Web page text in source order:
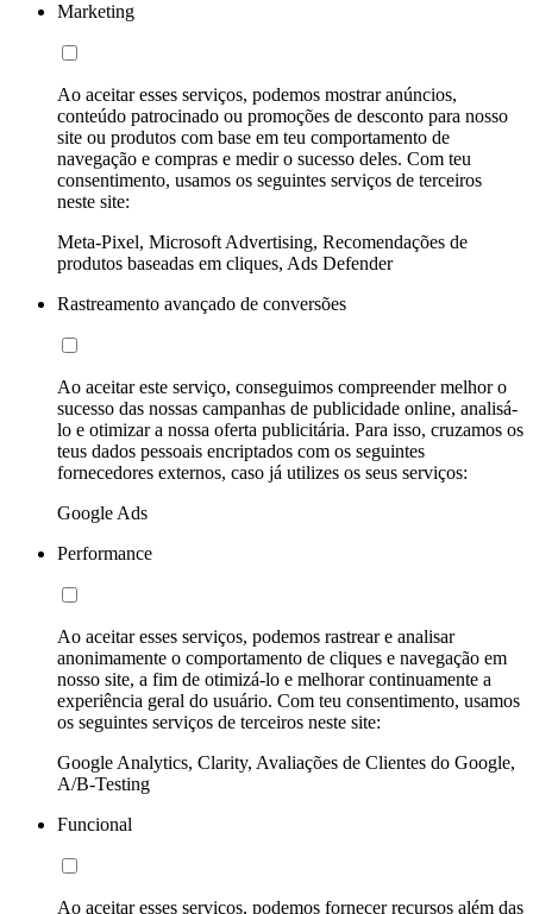
Marketing
Ao aceitar esses serviços, podemos mostrar anúncios,
conteúdo patrocinado ou promoções de desconto para nosso
site ou produtos com base em teu comportamento de
navegação e compras e medir o sucesso deles. Com teu
consentimento, usamos os seguintes serviços de terceiros
neste site:
Meta-Pixel, Microsoft Advertising, Recomendações de
produtos baseadas em cliques, Ads Defender
Rastreamento avançado de conversões
Ao aceitar este serviço, conseguimos compreender melhor o
sucesso das nossas campanhas de publicidade online, analisá-
lo e otimizar a nossa oferta publicitária. Para isso, cruzamos os
teus dados pessoais encriptados com os seguintes
fornecedores externos, caso já utilizes os seus serviços:
Google Ads
Performance
Ao aceitar esses serviços, podemos rastrear e analisar
anonimamente o comportamento de cliques e navegação em
nosso site, a fim de otimizá-lo e melhorar continuamente a
experiência geral do usuário. Com teu consentimento, usamos
os seguintes serviços de terceiros neste site:
Google Analytics, Clarity, Avaliações de Clientes do Google,
A/B-Testing
Funcional
Ao aceitar esses serviços, podemos fornecer recursos além das